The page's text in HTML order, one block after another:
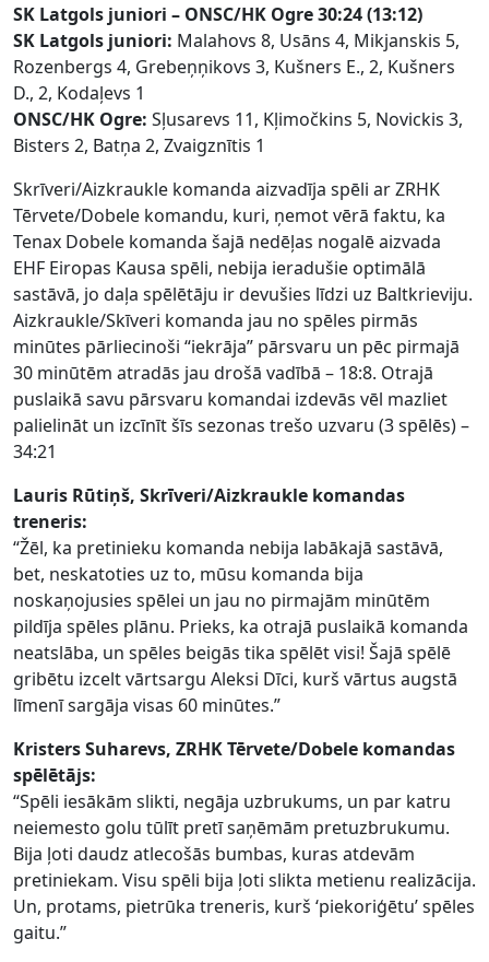
SK Latgols juniori – ONSC/HK Ogre 30:24 (13:12)
SK Latgols juniori: Malahovs 8, Usāns 4, Mikjanskis 5,
Rozenbergs 4, Grebeņņikovs 3, Kušners E., 2, Kušners
D., 2, Kodaļevs 1
ONSC/HK Ogre: Sļusarevs 11, Kļimočkins 5, Novickis 3,
Bisters 2, Batņa 2, Zvaigznītis 1
Skrīveri/Aizkraukle komanda aizvadīja spēli ar ZRHK
Tērvete/Dobele komandu, kuri, ņemot vērā faktu, ka
Tenax Dobele komanda šajā nedēļas nogalē aizvada
EHF Eiropas Kausa spēli, nebija ieradušie optimālā
sastāvā, jo daļa spēlētāju ir devušies līdzi uz Baltkrieviju.
Aizkraukle/Skīveri komanda jau no spēles pirmās
minūtes pārliecinoši “iekrāja” pārsvaru un pēc pirmajā
30 minūtēm atradās jau drošā vadībā – 18:8. Otrajā
puslaikā savu pārsvaru komandai izdevās vēl mazliet
palielināt un izcīnīt šīs sezonas trešo uzvaru (3 spēlēs) –
34:21
Lauris Rūtiņš, Skrīveri/Aizkraukle komandas
treneris:
“Žēl, ka pretinieku komanda nebija labākajā sastāvā,
bet, neskatoties uz to, mūsu komanda bija
noskaņojusies spēlei un jau no pirmajām minūtēm
pildīja spēles plānu. Prieks, ka otrajā puslaikā komanda
neatslāba, un spēles beigās tika spēlēt visi! Šajā spēlē
gribētu izcelt vārtsargu Aleksi Dīci, kurš vārtus augstā
līmenī sargāja visas 60 minūtes.”
Kristers Suharevs, ZRHK Tērvete/Dobele komandas
spēlētājs:
“Spēli iesākām slikti, negāja uzbrukums, un par katru
neiemesto golu tūlīt pretī saņēmām pretuzbrukumu.
Bija ļoti daudz atlecošās bumbas, kuras atdevām
pretiniekam. Visu spēli bija ļoti slikta metienu realizācija.
Un, protams, pietrūka treneris, kurš ‘piekoriģētu’ spēles
gaitu.”